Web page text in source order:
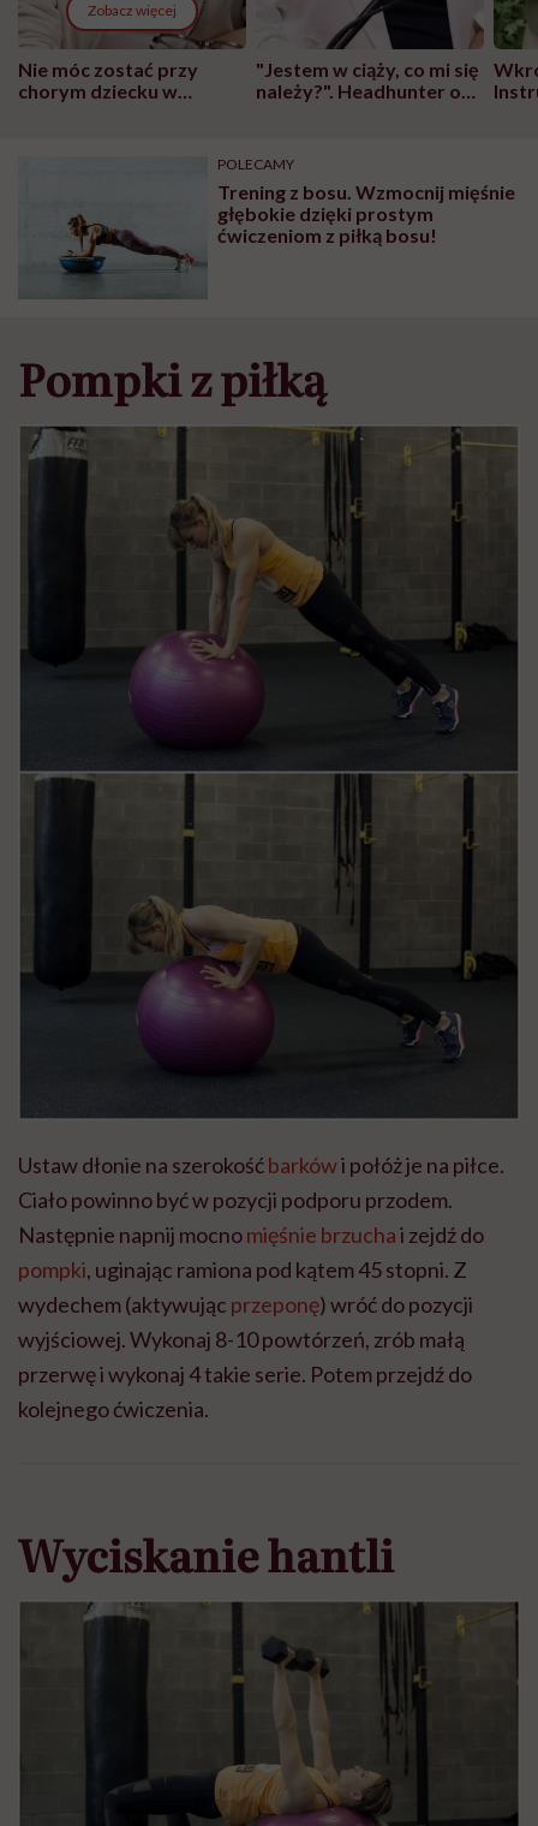
Zobacz więcej
Nie móc zostać przy
chorym dziecku w
"Jestem w ciąży, co mi się
należy?". Headhunter o
pracy
POLECAMY
Trening z bosu. Wzmocnij mięśnie
głębokie dzięki prostym
ćwiczeniom z piłką bosu!
Pompki z piłką
Ustaw dłonie na szerokośćbarkówi połóż je na piłce.
Ciało powinno być w pozycji podporu przodem.
Następnie napnij mocnomięśnie brzuchai zejdź do
pompki, uginając ramiona pod kątem 45 stopni. Z
wydechem (aktywując przeponę) wróć do pozycji
wyjściowej. Wykonaj 8-10 powtórzeń, zrób małą
przerwę i wykonaj 4 takie serie. Potem przejdź do
kolejnego ćwiczenia.
Wyciskanie hantli